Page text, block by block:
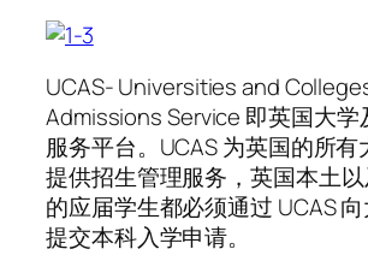
UCAS- Universities and
Admissions Service 即英国大
服务平台。UCAS 为英国的所
提供招生管理服务，英国本土
的应届学生都必须通过 UCAS
提交本科入学申请。